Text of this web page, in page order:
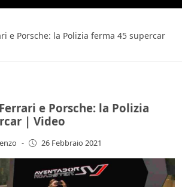
e Porsche: la Polizia ferma 45 supercar
e Porsche: la Polizia
| Video
- 26 Febbraio 2021